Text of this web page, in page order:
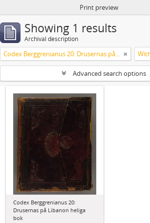
Print preview
Showing 1 results
Archival description
Codex Berggrenianus 20: Drusernas på Libanon heliga bok
Advanced search options
Codex Berggrenianus 20:
Drusernas på Libanon heliga
bok